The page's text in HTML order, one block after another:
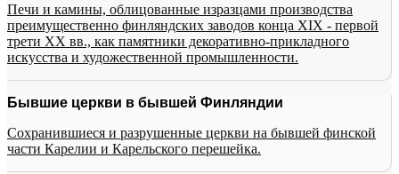
Печи и камины, облицованные изразцами производства
преимущественно финляндских заводов конца XIX - первой
трети XX вв., как памятники декоративно-прикладного
искусства и художественной промышленности.
Бывшие церкви в бывшей Финляндии
Сохранившиеся и разрушенные церкви на бывшей финской
части Карелии и Карельского перешейка.